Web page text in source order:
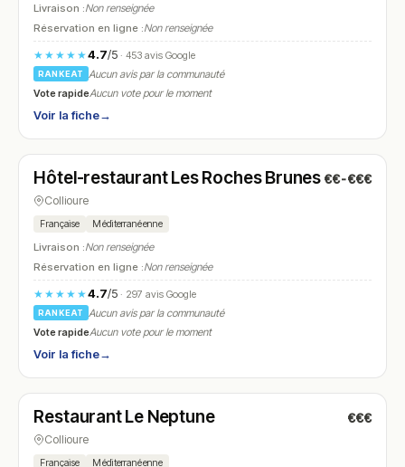
Livraison :Non renseignée
Réservation en ligne :Non renseignée
★★★★★4.7/5· 453 avis Google
RANKEAT
Aucun avis par la communauté
Vote rapideAucun vote pour le moment
Voir la fiche→
N° 15
Hôtel-restaurant Les Roches Brunes €€-€€€
Collioure
Française Méditerranéenne
Livraison :Non renseignée
Réservation en ligne :Non renseignée
★★★★★4.7/5· 297 avis Google
RANKEAT
Aucun avis par la communauté
Vote rapideAucun vote pour le moment
Voir la fiche→
N° 16
Restaurant Le Neptune €€€
Collioure
Française Méditerranéenne